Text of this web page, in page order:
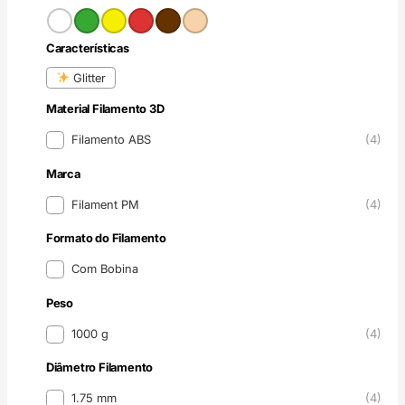
Cor
Características
Características
Glitter
Material Filamento 3D
Material Filamento 3D
Filamento ABS (4)
Marca
MarcaFilament PM (4)
Formato do Filamento
Formato do Filamento
Com Bobina
Peso
Peso1000 g (4)
Diâmetro Filamento
Diâmetro Filamento
1.75 mm (4)